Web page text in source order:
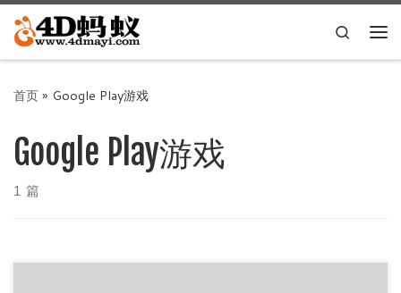
Skip to content
Search
首页» Google Play游戏
Google Play游戏
1 篇